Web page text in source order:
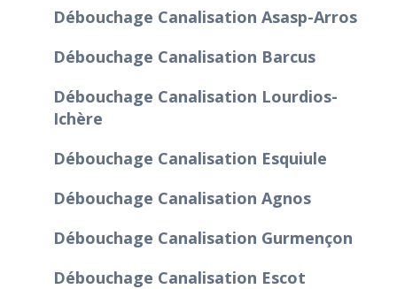
Débouchage Canalisation Asasp-Arros
Débouchage Canalisation Barcus
Débouchage Canalisation Lourdios-
Ichère
Débouchage Canalisation Esquiule
Débouchage Canalisation Agnos
Débouchage Canalisation Gurmençon
Débouchage Canalisation Escot